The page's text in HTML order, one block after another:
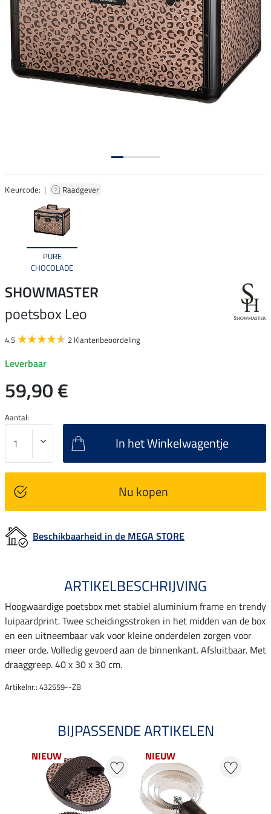
Kleurcode: | Raadgever
PURE
CHOCOLADE
SHOWMASTER
poetsbox Leo
4.5 2 Klantenbeoordeling
Leverbaar
59,90 €
Aantal:
In het Winkelwagentje
Nu kopen
Beschikbaarheid in de MEGA STORE
ARTIKELBESCHRIJVING
Hoogwaardige poetsbox met stabiel aluminium frame en trendy
luipaardprint. Twee scheidingsstroken in het midden van de box
en een uitneembaar vak voor kleine onderdelen zorgen voor
meer orde. Volledig gevoerd aan de binnenkant. Afsluitbaar. Met
draaggreep. 40 x 30 x 30 cm.
Artikelnr.: 432559--ZB
BIJPASSENDE ARTIKELEN
NIEUW NIEUW